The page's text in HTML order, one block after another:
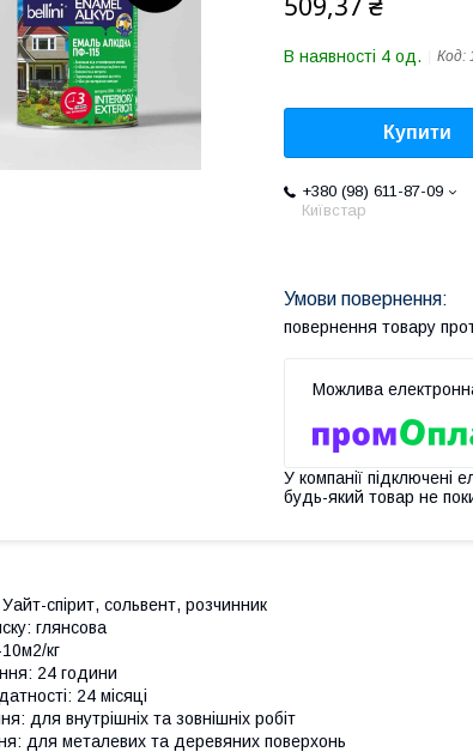
В наявності 4 од. Код:
Купити
+380 (98) 611-87-09
Київстар
повернення товару
У компанії підключені
будь-який товар не
спірит, сольвент, розчинник
глянсова
кг
24 години
24 місяці
для внутрішніх та зовнішніх робіт
для металевих та деревяних поверхонь